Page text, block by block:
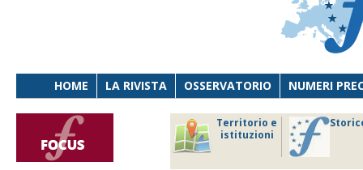
HOME LA RIVISTA OSSERVATORIO NUMERI
Territorio e
istituzioni